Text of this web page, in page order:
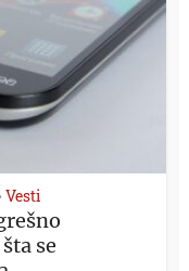
• Vesti
se